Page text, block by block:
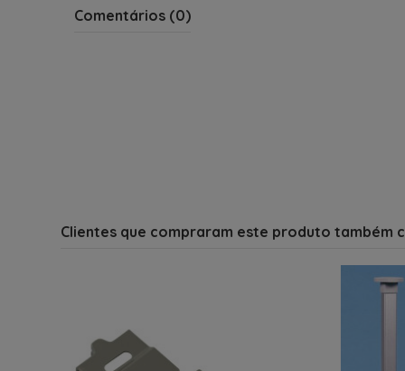
Comentários (0)
Clientes que compraram este produto também